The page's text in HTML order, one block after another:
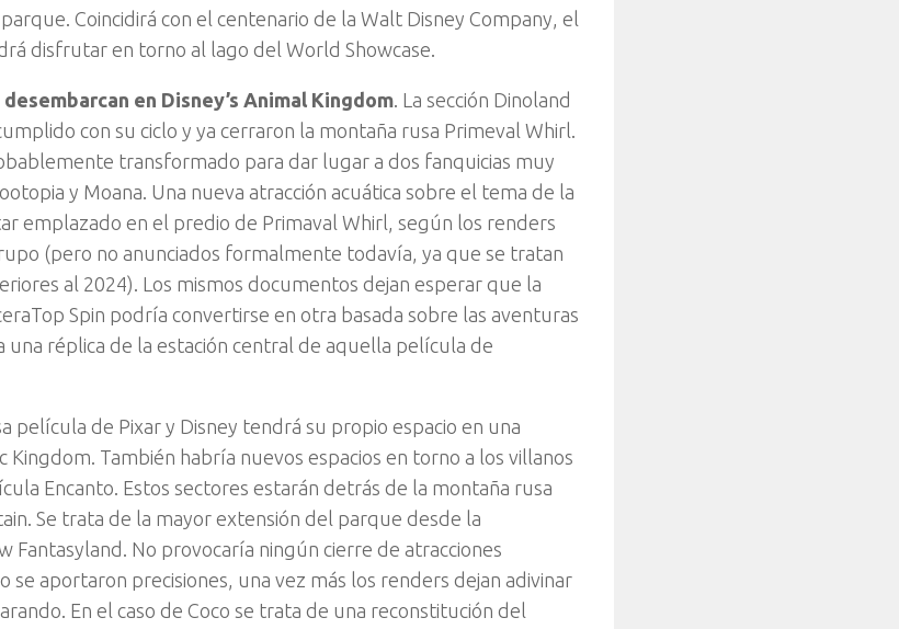
Coincidirá con el centenario de la Walt Disney Company, el
disfrutar en torno al lago del World Showcase.
en Disney’s Animal Kingdom. La sección Dinoland
con su ciclo y ya cerraron la montaña rusa Primeval Whirl.
transformado para dar lugar a dos fanquicias muy
y Moana. Una nueva atracción acuática sobre el tema de la
emplazado en el predio de Primaval Whirl, según los renders
(pero no anunciados formalmente todavía, ya que se tratan
al 2024). Los mismos documentos dejan esperar que la
Spin podría convertirse en otra basada sobre las aventuras
una réplica de la estación central de aquella película de
película de Pixar y Disney tendrá su propio espacio en una
Kingdom. También habría nuevos espacios en torno a los villanos
Encanto. Estos sectores estarán detrás de la montaña rusa
Se trata de la mayor extensión del parque desde la
Fantasyland. No provocaría ningún cierre de atracciones
se aportaron precisiones, una vez más los renders dejan adivinar
En el caso de Coco se trata de una reconstitución del